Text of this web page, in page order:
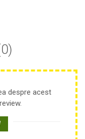
despre acest